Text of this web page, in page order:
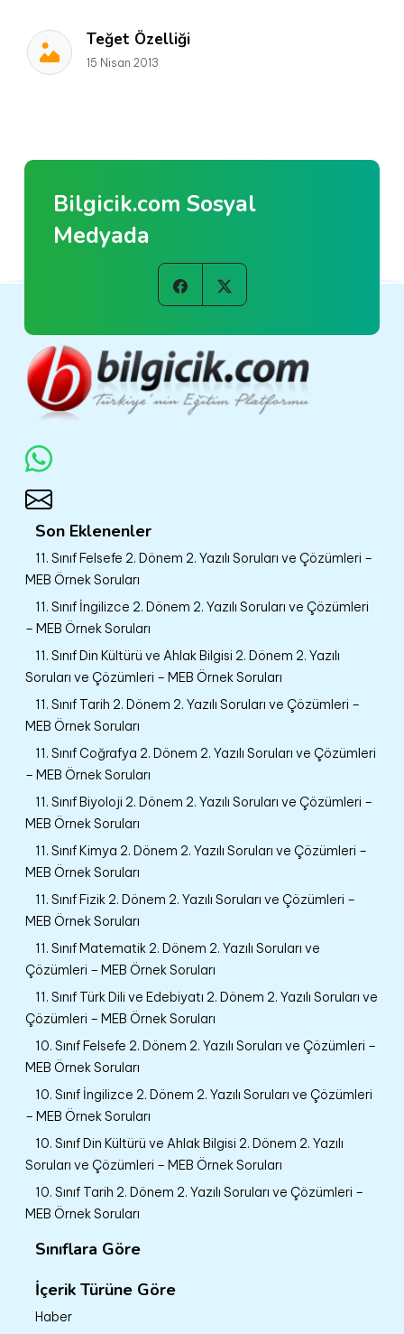
Teğet Özelliği
15 Nisan 2013
Bilgicik.com Sosyal
Medyada
Son Eklenenler
11. Sınıf Felsefe 2. Dönem 2. Yazılı Soruları ve Çözümleri –
MEB Örnek Soruları
11. Sınıf İngilizce 2. Dönem 2. Yazılı Soruları ve Çözümleri
– MEB Örnek Soruları
11. Sınıf Din Kültürü ve Ahlak Bilgisi 2. Dönem 2. Yazılı
Soruları ve Çözümleri – MEB Örnek Soruları
11. Sınıf Tarih 2. Dönem 2. Yazılı Soruları ve Çözümleri –
MEB Örnek Soruları
11. Sınıf Coğrafya 2. Dönem 2. Yazılı Soruları ve Çözümleri
– MEB Örnek Soruları
11. Sınıf Biyoloji 2. Dönem 2. Yazılı Soruları ve Çözümleri –
MEB Örnek Soruları
11. Sınıf Kimya 2. Dönem 2. Yazılı Soruları ve Çözümleri –
MEB Örnek Soruları
11. Sınıf Fizik 2. Dönem 2. Yazılı Soruları ve Çözümleri –
MEB Örnek Soruları
11. Sınıf Matematik 2. Dönem 2. Yazılı Soruları ve
Çözümleri – MEB Örnek Soruları
11. Sınıf Türk Dili ve Edebiyatı 2. Dönem 2. Yazılı Soruları ve
Çözümleri – MEB Örnek Soruları
10. Sınıf Felsefe 2. Dönem 2. Yazılı Soruları ve Çözümleri –
MEB Örnek Soruları
10. Sınıf İngilizce 2. Dönem 2. Yazılı Soruları ve Çözümleri
– MEB Örnek Soruları
10. Sınıf Din Kültürü ve Ahlak Bilgisi 2. Dönem 2. Yazılı
Soruları ve Çözümleri – MEB Örnek Soruları
10. Sınıf Tarih 2. Dönem 2. Yazılı Soruları ve Çözümleri –
MEB Örnek Soruları
Sınıflara Göre
İçerik Türüne Göre
Haber